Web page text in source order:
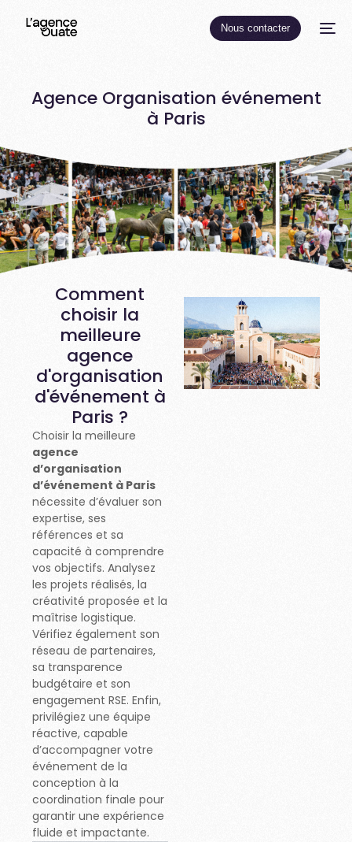
Nous contacter
Agence Organisation événement
à Paris
Comment
choisir la
meilleure
agence
d'organisation
d'événement à
Paris ?
Choisir la meilleure
agence
d’organisation
d’événement à Paris
nécessite d’évaluer son
expertise, ses
références et sa
capacité à comprendre
vos objectifs. Analysez
les projets réalisés, la
créativité proposée et la
maîtrise logistique.
Vérifiez également son
réseau de partenaires,
sa transparence
budgétaire et son
engagement RSE. Enfin,
privilégiez une équipe
réactive, capable
d’accompagner votre
événement de la
conception à la
coordination finale pour
garantir une expérience
fluide et impactante.